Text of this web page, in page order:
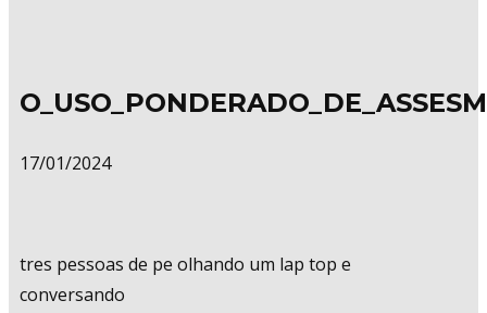
17/01/2024
tres pessoas de pe olhando um lap top e
conversando